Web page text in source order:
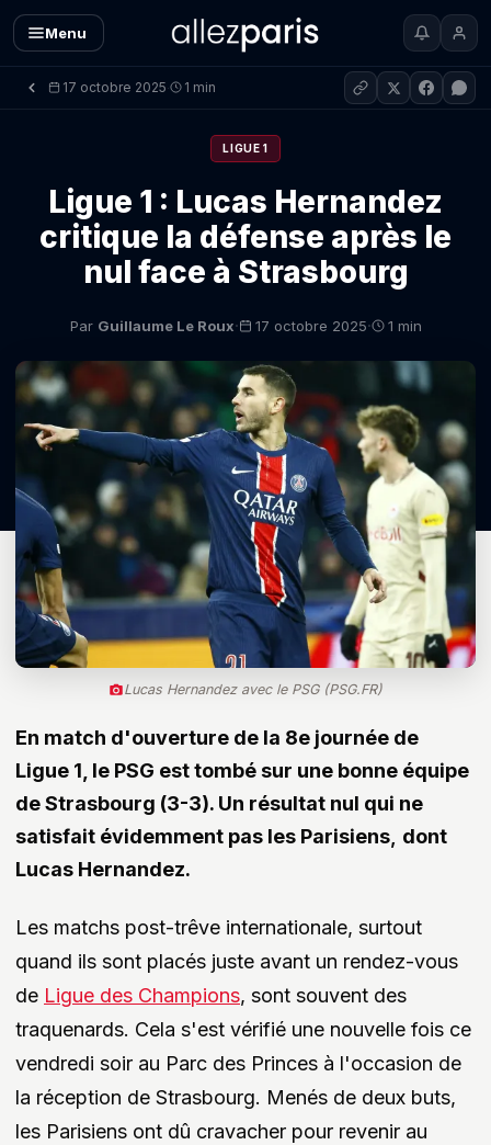
Menu
17 octobre 2025· 1 min
LIGUE 1
Ligue 1 : Lucas Hernandez
critique la défense après le
nul face à Strasbourg
Par Guillaume Le Roux· 17 octobre 2025· 1 min
Lucas Hernandez avec le PSG (PSG.FR)
En match d'ouverture de la 8e journée de
Ligue 1, le PSG est tombé sur une bonne équipe
de Strasbourg (3-3). Un résultat nul qui ne
satisfait évidemment pas les Parisiens, dont
Lucas Hernandez.
Les matchs post-trêve internationale, surtout
quand ils sont placés juste avant un rendez-vous
de Ligue des Champions, sont souvent des
traquenards. Cela s'est vérifié une nouvelle fois ce
vendredi soir au Parc des Princes à l'occasion de
la réception de Strasbourg. Menés de deux buts,
les Parisiens ont dû cravacher pour revenir au